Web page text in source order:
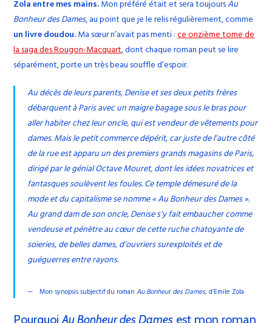
Zola entre mes mains. Mon préféré était et sera toujoursAu
Bonheur des Dames, au point que je le relis régulièrement, comme
un livre doudou. Ma sœur n’avait pas menti :ce onzième tome de
la saga des Rougon-Macquart, dont chaque roman peut se lire
séparément, porte un très beau souffle d’espoir.
Au décès de leurs parents, Denise et ses deux petits frères
débarquent à Paris avec un maigre bagage sous le bras pour
aller habiter chez leur oncle, qui est vendeur de vêtements pour
dames. Mais le petit commerce dépérit, car juste de l’autre côté
de la rue est apparu un des premiers grands magasins de Paris,
dirigé par le génial Octave Mouret, dont les idées novatrices et
fantasques soulèvent les foules. Ce temple démesuré de la
mode et du capitalisme se nomme « Au Bonheur des Dames ».
Au grand dam de son oncle, Denise s’y fait embaucher comme
vendeuse et pénètre au cœur de cette ruche chatoyante de
soieries, de belles dames, d’ouvriers surexploités et de
guéguerres entre rayons.
Mon synopsis subjectif du romanAu Bonheur des Dames, d’Emile Zola
PourquoiAu Bonheur des Dames est mon roman